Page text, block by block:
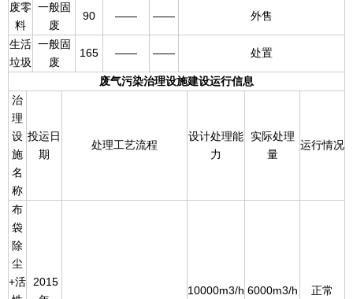
废零
料
一般固
废
90 —— —— 外售
生活
垃圾
一般固
废
165 —— —— 处置
废气污染治理设施建设运行信息
治
理
设
施
名
称
投运日
期
处理工艺流程
设计处理能
力
实际处理
量
运行情况
布
袋
除
尘
+活
2015
10000m3/h 6000m3/h 正常